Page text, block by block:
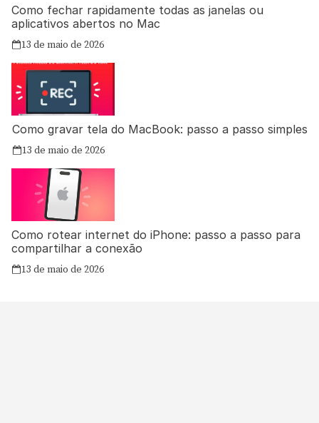
Como fechar rapidamente todas as janelas ou
aplicativos abertos no Mac
13 de maio de 2026
Como gravar tela do MacBook: passo a passo simples
13 de maio de 2026
Como rotear internet do iPhone: passo a passo para
compartilhar a conexão
13 de maio de 2026